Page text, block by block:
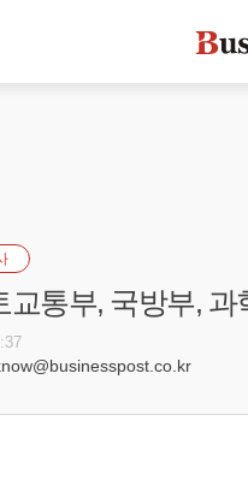
교통부, 국방부,